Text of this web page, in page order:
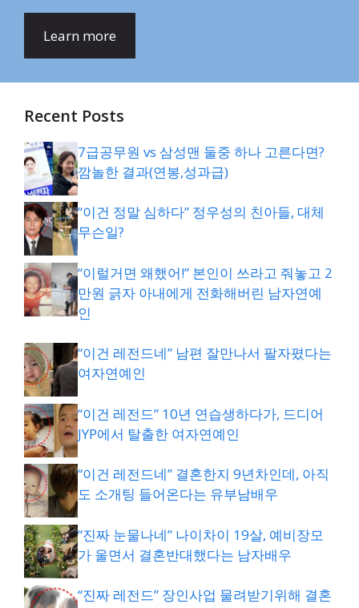
Learn more
Recent Posts
7급공무원 vs 삼성맨 둘중 하나 고른다면?
깜놀한 결과(연봉,성과급)
“이건 정말 심하다” 정우성의 친아들, 대체
무슨일?
“이럴거면 왜했어!” 본인이 쓰라고 줘놓고 2
만원 긁자 아내에게 전화해버린 남자연예
인
“이건 레전드네” 남편 잘만나서 팔자폈다는
여자연예인
“이건 레전드” 10년 연습생하다가, 드디어
JYP에서 탈출한 여자연예인
“이건 레전드네” 결혼한지 9년차인데, 아직
도 소개팅 들어온다는 유부남배우
“진짜 눈물나네” 나이차이 19살, 예비장모
가 울면서 결혼반대했다는 남자배우
“진짜 레전드” 장인사업 물려받기위해 결혼